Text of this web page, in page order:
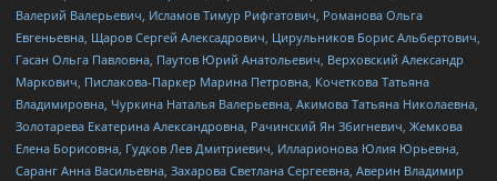
Валерий Валерьевич, Исламов Тимур Рифгатович, Романова Ольга
Евгеньевна, Щаров Сергей Алексадрович, Цирульников Борис Альбертович,
Гасан Ольга Павловна, Паутов Юрий Анатольевич, Верховский Александр
Маркович, Пислакова-Паркер Марина Петровна, Кочеткова Татьяна
Владимировна, Чуркина Наталья Валерьевна, Акимова Татьяна Николаевна,
Золотарева Екатерина Александровна, Рачинский Ян Збигневич, Жемкова
Елена Борисовна, Гудков Лев Дмитриевич, Илларионова Юлия Юрьевна,
Саранг Анна Васильевна, Захарова Светлана Сергеевна, Аверин Владимир